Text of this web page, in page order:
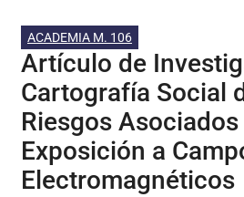
ACADEMIA M. 106
Artículo de
Cartografía Social
Riesgos Asociados
Exposición a
Electromagnéticos